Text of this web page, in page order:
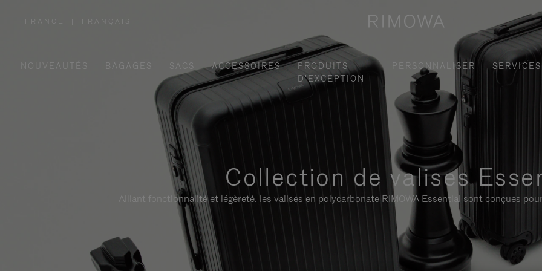
FRANCE FRANÇAIS
NOUVEAUTÉS BAGAGES SACS ACCESSOIRES
PRODUITS
D'EXCEPTION
PERSONNALISER SERVICES
Collection de valises
Alliant fonctionnalité et légèreté, les valises en polycarbonate RIMOWA Essential sont conçues